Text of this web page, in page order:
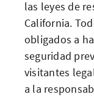
las leyes de
California.
obligados a
seguridad
visitantes
a la